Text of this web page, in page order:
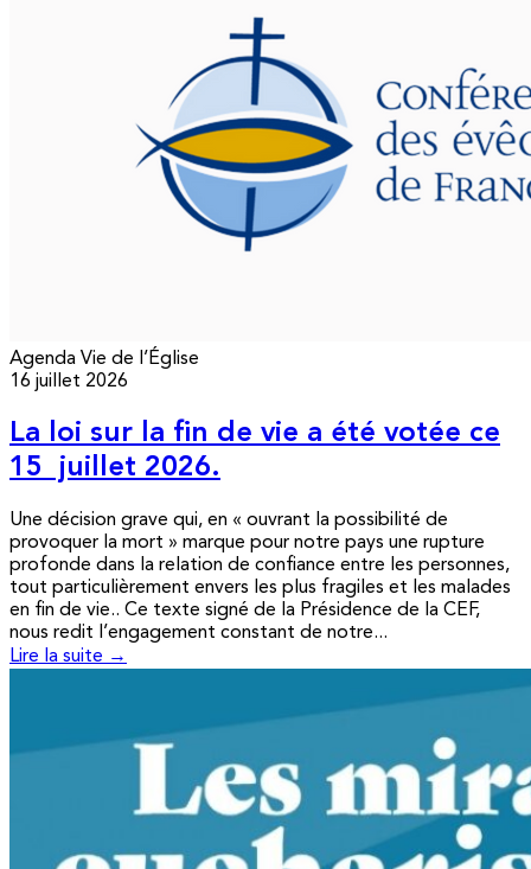
Agenda Vie de l’Église
16 juillet 2026
La loi sur la fin de vie a été votée ce
15 juillet 2026.
Une décision grave qui, en « ouvrant la possibilité de
provoquer la mort » marque pour notre pays une rupture
profonde dans la relation de confiance entre les personnes,
tout particulièrement envers les plus fragiles et les malades
en fin de vie.. Ce texte signé de la Présidence de la CEF,
nous redit l’engagement constant de notre...
Lire la suite →